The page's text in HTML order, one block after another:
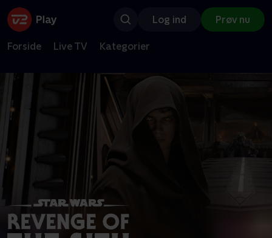
Log ind Prøv nu
Forside Live TV Kategorier